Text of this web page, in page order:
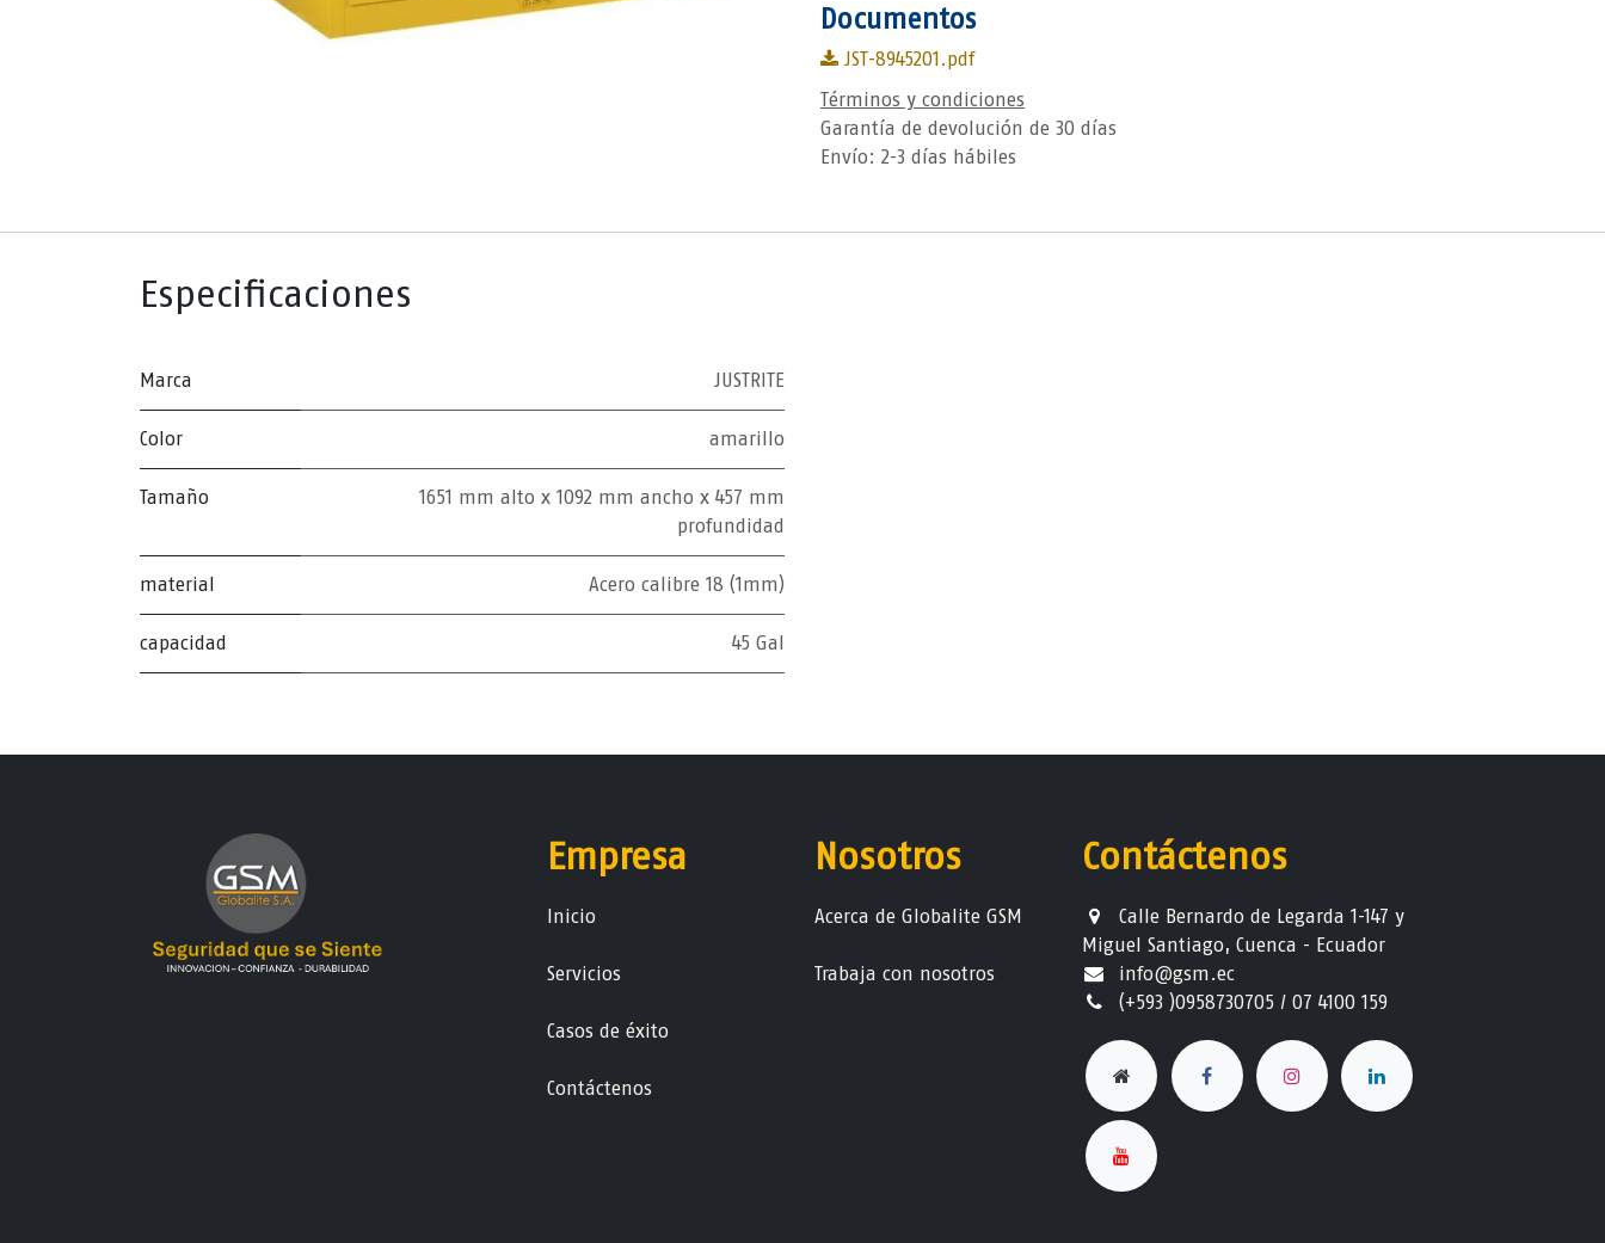
Documentos
JST-8945201.pdf
Términos y condiciones
Garantía de devolución de 30 días
Envío: 2-3 días hábiles
Especificaciones
Marca JUSTRITE
Color amarillo
Tamaño
1651 mm alto x 1092 mm ancho x 457 mm
profundidad
material Acero calibre 18 (1mm)
capacidad 45 Gal
Contáctenos
Calle Bernardo de Legarda 1-147 y
Miguel Santiago, Cuenca - Ecuador
info@gsm.ec​
(+593 )0958730705 / 07 4100 159
Empresa
Ini​ci​o
Servicios
Casos de éxito
Contáctenos
Nosotros
Acerca de Globalite GSM
Trabaja con nosotros